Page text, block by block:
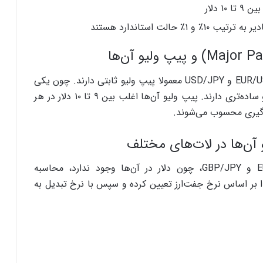
جفت‌ارزهای اصلی مثل EUR/USD، GBP/USD، USD/CHF و USD/JPY معمولا پیپ ولیو ثابتی دارند. چون یکی
از ارزها همیشه دلار آمریکاست، محاسبات دقیق‌تر و ساده‌تری دارند. پیپ ولیو آن‌ها اغلب بین ۹ تا ۱۰ دلار در هر
محسوب می‌شوند.
آن‌ها در لات‌های مختلف
در جفت‌ارزهای کراس مانند EUR/GBP، EUR/JPY و GBP/JPY، چون دلار در آن‌ها وجود ندارد، محاسبه
بر اساس نرخ جفت‌ارز تعیین کرده و سپس با نرخ تبدیل به